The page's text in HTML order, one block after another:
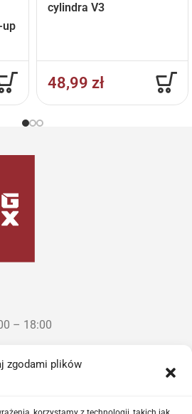
zgodami plików
up
cylindra V3
48,99 zł
– 18:00